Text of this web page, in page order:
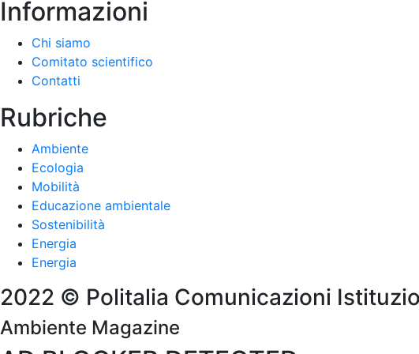
Informazioni
Chi siamo
Comitato scientifico
Contatti
Rubriche
Ambiente
Ecologia
Mobilità
Educazione ambientale
Sostenibilità
Energia
Energia
2022 © Politalia Comunicazioni
Ambiente Magazine